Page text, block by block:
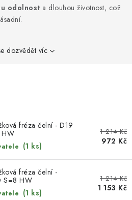
KOVU
odolnost a dlouhou životnost, což
dozvědět víc
fréza čelní - D19
HW
(1 ks)
1 214 Kč
972 Kč
fréza čelní -
S=8 HW
(1 ks)
1 214 Kč
1 153 Kč